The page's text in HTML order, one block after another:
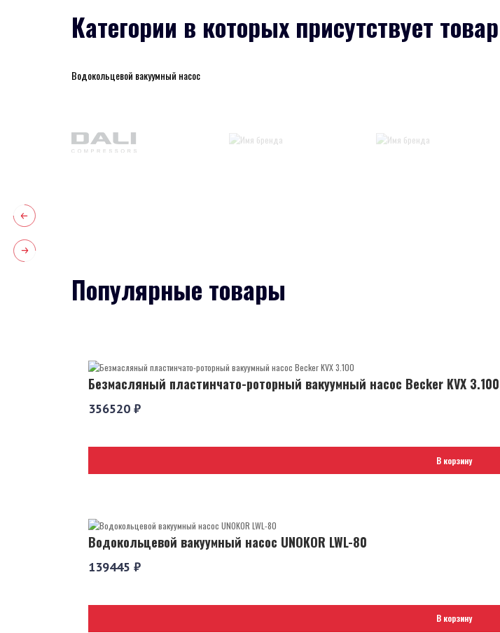
Категории в которых присутствует товар
Водокольцевой вакуумный насос
Популярные товары
Безмасляный пластинчато-роторный вакуумный насос Becker KVX 3.100
356520 ₽
В корзину
Водокольцевой вакуумный насос UNOKOR LWL-80
139445 ₽
В корзину